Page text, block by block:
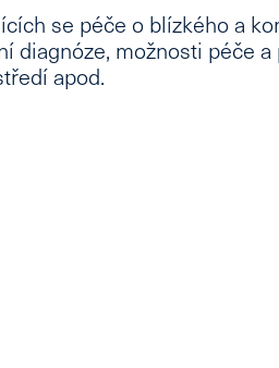
se péče o blízkého a
diagnóze, možnosti péče
apod.